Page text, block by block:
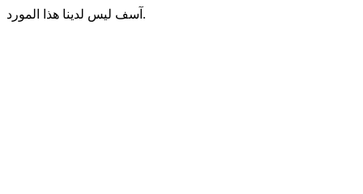
آسف ليس لدينا هذا المورد.